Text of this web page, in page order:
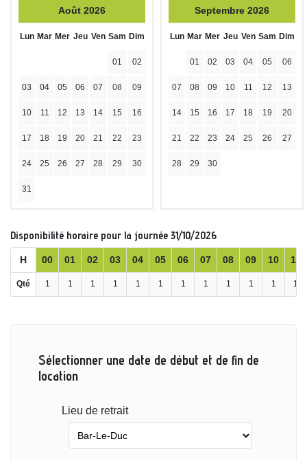
Août 2026
Lun Mar Mer Jeu Ven Sam Dim
01 02
03 04 05 06 07 08 09
10 11 12 13 14 15 16
17 18 19 20 21 22 23
24 25 26 27 28 29 30
31
Septembre 2026
Lun Mar Mer Jeu Ven Sam Dim
01 02 03 04 05 06
07 08 09 10 11 12 13
14 15 16 17 18 19 20
21 22 23 24 25 26 27
28 29 30
Disponibilité horaire pour la journée 31/10/2026
H 00 01 02 03 04 05 06 07 08 09 10 11
Qté 1 1 1 1 1 1 1 1 1 1 1 1
Sélectionner une date de début et de fin de
location
Lieu de retrait